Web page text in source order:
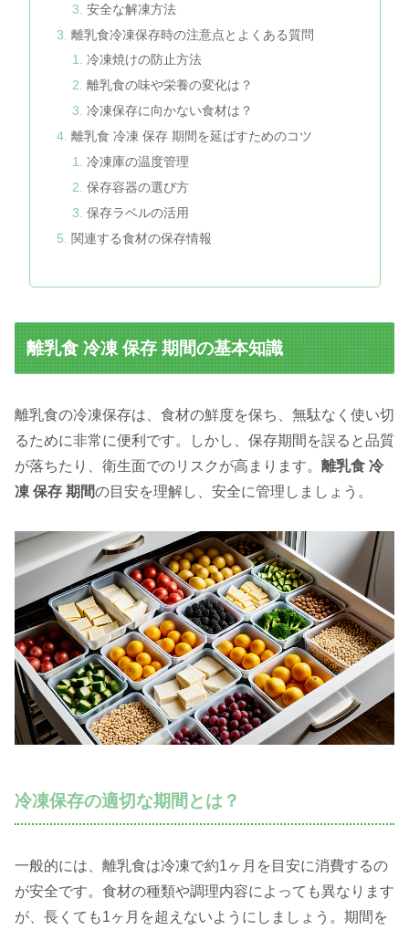
安全な解凍方法
離乳食冷凍保存時の注意点とよくある質問
冷凍焼けの防止方法
離乳食の味や栄養の変化は？
冷凍保存に向かない食材は？
離乳食 冷凍 保存 期間を延ばすためのコツ
冷凍庫の温度管理
保存容器の選び方
保存ラベルの活用
関連する食材の保存情報
離乳食 冷凍 保存 期間の基本知識
離乳食の冷凍保存は、食材の鮮度を保ち、無駄なく使い切
るために非常に便利です。しかし、保存期間を誤ると品質
が落ちたり、衛生面でのリスクが高まります。 離乳食 冷
凍 保存 期間の目安を理解し、安全に管理しましょう。
冷凍保存の適切な期間とは？
一般的には、離乳食は冷凍で約1ヶ月を目安に消費するの
が安全です。食材の種類や調理内容によっても異なります
が、長くても1ヶ月を超えないようにしましょう。期間を